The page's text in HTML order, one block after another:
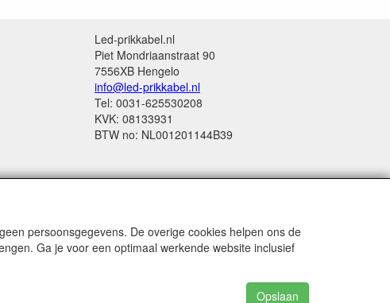
Led-prikkabel.nl
Piet Mondriaanstraat 90
7556XB Hengelo
info@led-prikkabel.nl
Tel: 0031-625530208
KVK: 08133931
BTW no: NL001201144B39
persoonsgegevens. De overige cookies helpen ons de
Ga je voor een optimaal werkende website inclusief
Opslaan